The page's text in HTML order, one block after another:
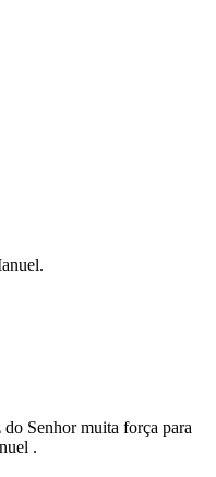
do Senhor muita força para
.